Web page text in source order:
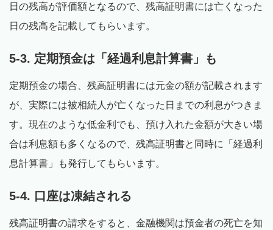
日の残高が評価額となるので、残高証明書には亡くなった
日の残高を記載してもらいます。
5-3. 定期預金は「経過利息計算書」も
定期預金の場合、残高証明書には元金の額が記載されます
が、実際には被相続人が亡くなった日までの利息がつきま
す。現在のような低金利でも、預け入れた金額が大きい場
合は利息額も多くなるので、残高証明書と同時に「経過利
息計算書」も発行してもらいます。
5-4. 口座は凍結される
残高証明書の請求をすると、金融機関は預金者の死亡を知